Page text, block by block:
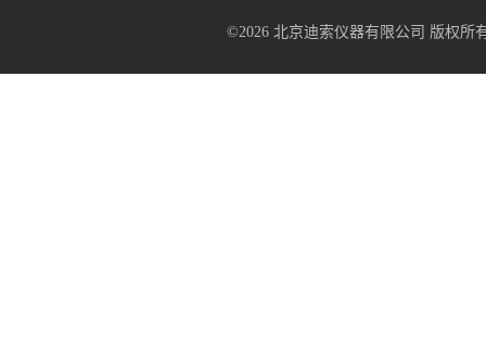
©2026 北京迪索仪器有限公司 版权所